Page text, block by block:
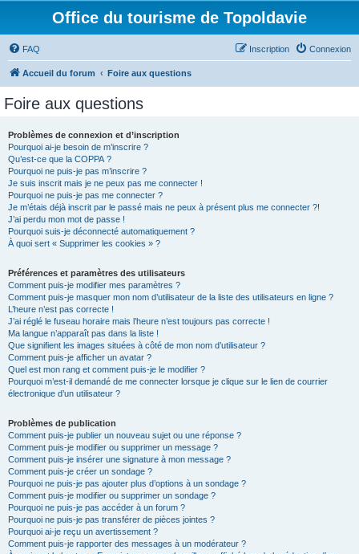
Office du tourisme de Topoldavie
FAQ Connexion
Inscription
Accueil du forum Foire aux questions
Foire aux questions
Problèmes de connexion et d’inscription
Pourquoi ai-je besoin de m’inscrire ?
Qu’est-ce que la COPPA ?
Pourquoi ne puis-je pas m’inscrire ?
Je suis inscrit mais je ne peux pas me connecter !
Pourquoi ne puis-je pas me connecter ?
Je m’étais déjà inscrit par le passé mais ne peux à présent plus me connecter ?!
J’ai perdu mon mot de passe !
Pourquoi suis-je déconnecté automatiquement ?
À quoi sert « Supprimer les cookies » ?
Préférences et paramètres des utilisateurs
Comment puis-je modifier mes paramètres ?
Comment puis-je masquer mon nom d’utilisateur de la liste des utilisateurs en ligne ?
L’heure n’est pas correcte !
J’ai réglé le fuseau horaire mais l’heure n’est toujours pas correcte !
Ma langue n’apparaît pas dans la liste !
Que signifient les images situées à côté de mon nom d’utilisateur ?
Comment puis-je afficher un avatar ?
Quel est mon rang et comment puis-je le modifier ?
Pourquoi m’est-il demandé de me connecter lorsque je clique sur le lien de courrier
électronique d’un utilisateur ?
Problèmes de publication
Comment puis-je publier un nouveau sujet ou une réponse ?
Comment puis-je modifier ou supprimer un message ?
Comment puis-je insérer une signature à mon message ?
Comment puis-je créer un sondage ?
Pourquoi ne puis-je pas ajouter plus d’options à un sondage ?
Comment puis-je modifier ou supprimer un sondage ?
Pourquoi ne puis-je pas accéder à un forum ?
Pourquoi ne puis-je pas transférer de pièces jointes ?
Pourquoi ai-je reçu un avertissement ?
Comment puis-je rapporter des messages à un modérateur ?